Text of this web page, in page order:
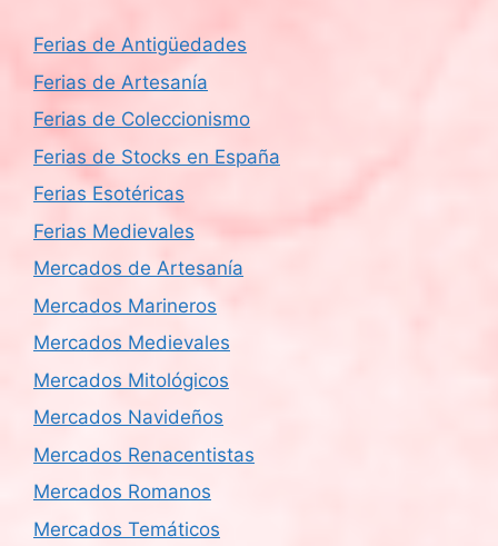
Ferias de Antigüedades
Ferias de Artesanía
Ferias de Coleccionismo
Ferias de Stocks en España
Ferias Esotéricas
Ferias Medievales
Mercados de Artesanía
Mercados Marineros
Mercados Medievales
Mercados Mitológicos
Mercados Navideños
Mercados Renacentistas
Mercados Romanos
Mercados Temáticos